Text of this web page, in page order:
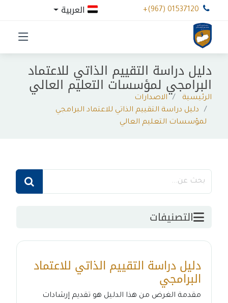
+(967) 01537120
دليل دراسة التقييم الذاتي للاعتماد
البرامجي لمؤسسات التعليم العالي
الرئيسية
الاصدارات
دليل دراسة التقييم الذاتي للاعتماد البرامجي
لمؤسسات التعليم العالي
التصنيفات
دليل دراسة التقييم الذاتي للاعتماد
البرامجي
مقدمة الغرض من هذا الدليل هو تقديم إرشادات